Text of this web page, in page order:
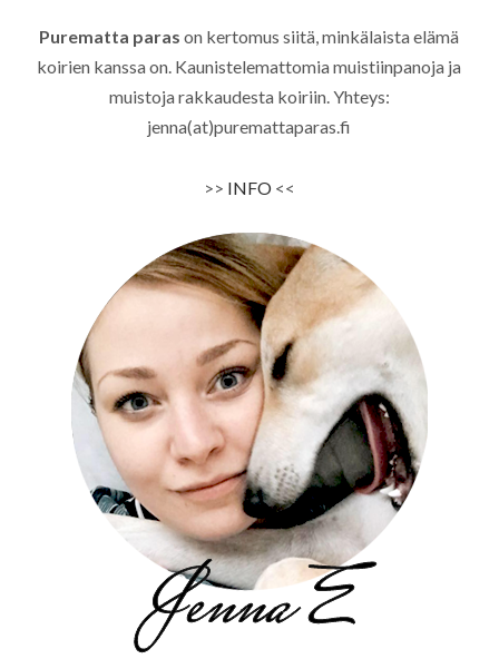
Purematta paras on kertomus siitä, minkälaista elämä
koirien kanssa on. Kaunistelemattomia muistiinpanoja ja
muistoja rakkaudesta koiriin. Yhteys:
jenna(at)puremattaparas.fi
>> INFO<<